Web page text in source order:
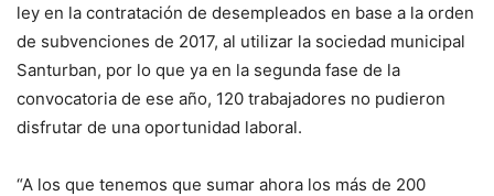
ley en la contratación de desempleados en base a la orden
de subvenciones de 2017, al utilizar la sociedad municipal
Santurban, por lo que ya en la segunda fase de la
convocatoria de ese año, 120 trabajadores no pudieron
disfrutar de una oportunidad laboral.
“A los que tenemos que sumar ahora los más de 200